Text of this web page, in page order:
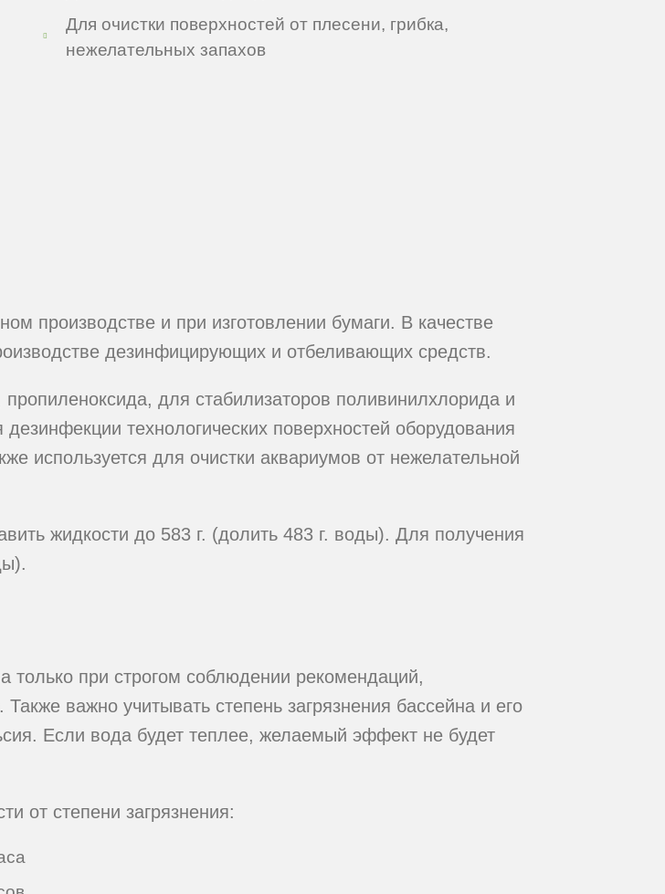
Для очистки поверхностей от плесени, грибка,
нежелательных запахов
производстве и при изготовлении бумаги. В качестве
дезинфицирующих и отбеливающих средств.
для стабилизаторов поливинилхлорида и
технологических поверхностей оборудования
используется для очистки аквариумов от нежелательной
жидкости до 583 г. (долить 483 г. воды). Для получения
при строгом соблюдении рекомендаций,
важно учитывать степень загрязнения бассейна и его
Если вода будет теплее, желаемый эффект не будет
от степени загрязнения: